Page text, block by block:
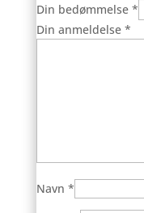
Din bedømmelse *
Din anmeldelse *
Navn *